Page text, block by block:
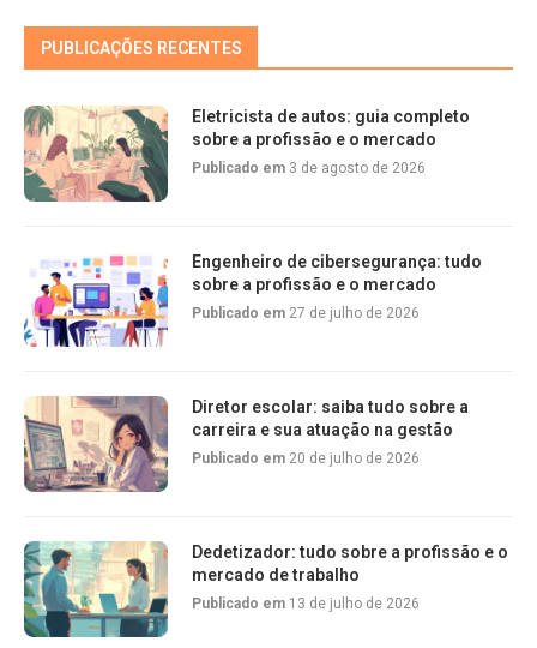
PUBLICAÇÕES RECENTES
Eletricista de autos: guia completo
sobre a profissão e o mercado
Publicado em 3 de agosto de 2026
Engenheiro de cibersegurança: tudo
sobre a profissão e o mercado
Publicado em 27 de julho de 2026
Diretor escolar: saiba tudo sobre a
carreira e sua atuação na gestão
Publicado em 20 de julho de 2026
Dedetizador: tudo sobre a profissão e o
mercado de trabalho
Publicado em 13 de julho de 2026